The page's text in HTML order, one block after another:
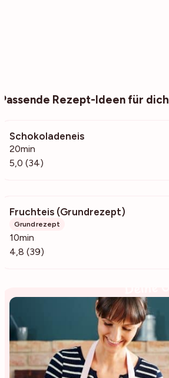
Passende Rezept-Ideen für dich
Schokoladeneis
20min
5,0 (34)
Fruchteis (Grundrezept)
Grundrezept
10min
4,8 (39)